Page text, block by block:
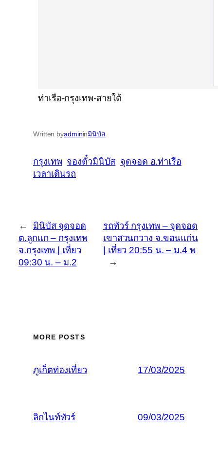
ท่าเรือ-กรุงเทพ-สายใต้
Written byadmininมินิบัส
กรุงเทพ จองตั๋วมินิบัส จุดจอด อ.ท่าเรือ
เวลาเดินรถ
←
มินิบัส จุดจอด
ต.ลูกแก – กรุงเทพ
จ.กรุงเทพ | เที่ยว
09:30 น. – ม.2
รถทัวร์ กรุงเทพ – จุดจอด
เขาสวนกวาง จ.ขอนแก่น
| เที่ยว 20:55 น. – ม.4 พ
→
MORE POSTS
ภูเก็ตท่องเที่ยว 17/03/2025
ลิกไนท์ทัวร์ 09/03/2025